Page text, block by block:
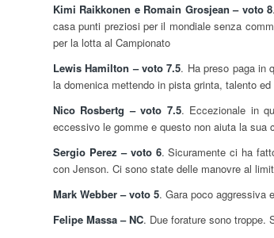
Kimi Raikkonen e Romain Grosjean – voto 8
casa punti preziosi per il mondiale senza
per la lotta al Campionato
Lewis Hamilton – voto 7.5. Ha preso paga in
la domenica mettendo in pista grinta, talento
Nico Rosbertg – voto 7.5. Eccezionale in
eccessivo le gomme e questo non aiuta la sua
Sergio Perez – voto 6. Sicuramente ci ha
con Jenson. Ci sono state delle manovre al
Mark Webber – voto 5. Gara poco aggressiva
Felipe Massa – NC. Due forature sono troppe.